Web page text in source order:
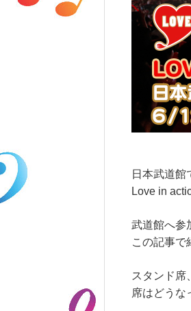
日本武道館
Love in
武道館へ参
この記事で
スタンド席
席はどうな